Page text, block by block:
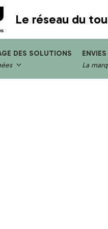
Le réseau du
DES SOLUTIONS
La